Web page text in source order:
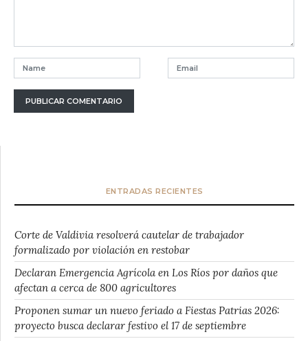
ENTRADAS RECIENTES
Corte de Valdivia resolverá cautelar de trabajador
formalizado por violación en restobar
Declaran Emergencia Agrícola en Los Ríos por daños que
afectan a cerca de 800 agricultores
Proponen sumar un nuevo feriado a Fiestas Patrias 2026:
proyecto busca declarar festivo el 17 de septiembre